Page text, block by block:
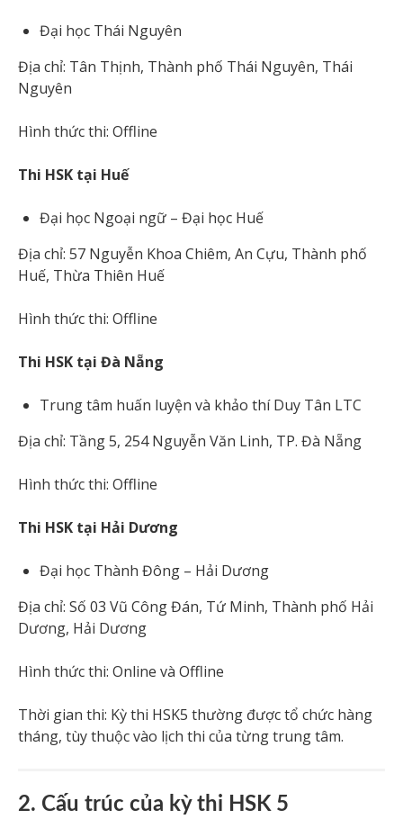
Đại học Thái Nguyên
Địa chỉ: Tân Thịnh, Thành phố Thái Nguyên, Thái
Nguyên
Hình thức thi: Offline
Thi HSK tại Huế
Đại học Ngoại ngữ – Đại học Huế
Địa chỉ: 57 Nguyễn Khoa Chiêm, An Cựu, Thành phố
Huế, Thừa Thiên Huế
Hình thức thi: Offline
Thi HSK tại Đà Nẵng
Trung tâm huấn luyện và khảo thí Duy Tân LTC
Địa chỉ: Tầng 5, 254 Nguyễn Văn Linh, TP. Đà Nẵng
Hình thức thi: Offline
Thi HSK tại Hải Dương
Đại học Thành Đông – Hải Dương
Địa chỉ: Số 03 Vũ Công Đán, Tứ Minh, Thành phố Hải
Dương, Hải Dương
Hình thức thi: Online và Offline
Thời gian thi: Kỳ thi HSK5 thường được tổ chức hàng
tháng, tùy thuộc vào lịch thi của từng trung tâm.
2. Cấu trúc của kỳ thi HSK 5